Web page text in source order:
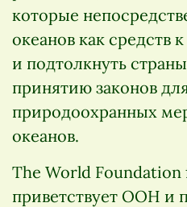
которые
океанов как средств
и подтолкнуть
принятию законов
природоохранных
океанов.
The World
приветствует ООН и